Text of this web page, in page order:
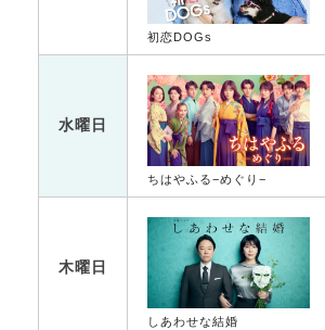
初恋DOGs
水曜日
ちはやふる−めぐり−
木曜日
しあわせな結婚